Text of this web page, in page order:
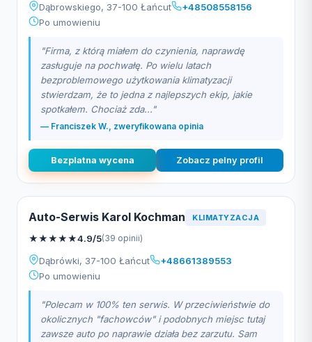
Dąbrowskiego, 37-100 Łańcut
+48508558156
Po umowieniu
"Firma, z którą miałem do czynienia, naprawdę
zasługuje na pochwałę. Po wielu latach
bezproblemowego użytkowania klimatyzacji
stwierdzam, że to jedna z najlepszych ekip, jakie
spotkałem. Chociaż zda..."
— Franciszek W., zweryfikowana opinia
Bezplatna wycena Zobacz pelny profil
Auto-Serwis Karol Kochman KLIMATYZACJA
★★★★★4.9/5(39 opinii)
Dąbrówki, 37-100 Łańcut
+48661389553
Po umowieniu
"Polecam w 100% ten serwis. W przeciwieństwie do
okolicznych "fachowców" i podobnych miejsc tutaj
zawsze auto po naprawie działa bez zarzutu. Sam